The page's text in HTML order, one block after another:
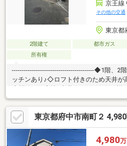
京王線
その他の交通
東京都
2階建て 都市ガス
所有権
------------------------------------------◆1階、2
ッチンあり♪◇ロフト付きのため天井が
合わせお待ちしております♪■内見予約
リーダイヤルまで(^^)/ ■資料のご請求
料）】フリーダイヤル 【0120-97-3903
にどうぞ☆■その他物件も多数ご紹介中
でCheck！https://www.living-
東京都府中市南町２
4,980